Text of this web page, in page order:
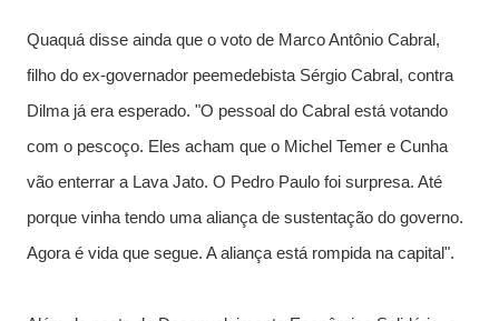
Quaquá disse ainda que o voto de Marco Antônio Cabral,
filho do ex-governador peemedebista Sérgio Cabral, contra
Dilma já era esperado. "O pessoal do Cabral está votando
com o pescoço. Eles acham que o Michel Temer e Cunha
vão enterrar a Lava Jato. O Pedro Paulo foi surpresa. Até
porque vinha tendo uma aliança de sustentação do governo.
Agora é vida que segue. A aliança está rompida na capital".